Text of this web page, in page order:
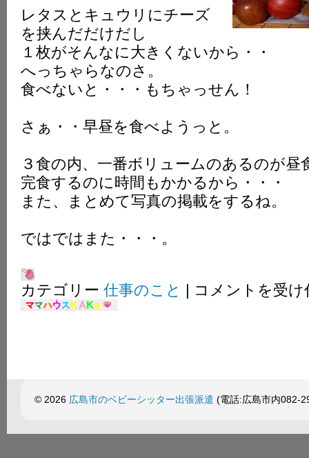
レタスとキュウリにチーズ
を挟んだだけだし
１枚がそんなに大きくないから・・
へっちゃらなのさ。
食べないと・・・もちゃっせん！
さぁ・・早昼を食べようっと。
３食の内、一番ボリュームのあるのが昼
完食するのに時間もかかるから・・・
また、まとめて写真の掲載をするね。
ではではまた・・・。
カテゴリー 仕事のこと
今
コメントを受
© 2026 広島市のベビーシッター出張派遣 (電話:広島市内082-